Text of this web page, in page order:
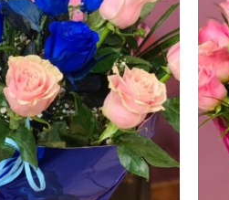
/ VISTA RAPIDA